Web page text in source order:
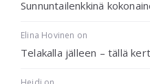
Sunnuntailenkkinä
Elina Hovinen on
Telakalla jälleen – tällä